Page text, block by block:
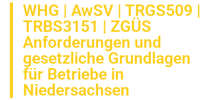
WHG | AwSV | TRGS509 |
TRBS3151 | ZGÜS
Anforderungen und
gesetzliche Grundlagen
für Betriebe in
Niedersachsen